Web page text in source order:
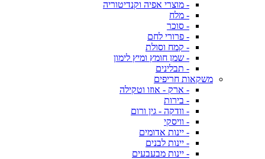
- מוצרי אפיה וקנדיטוריה
- מלח
- סוכר
- פרורי לחם
- קמח וסולת
- שמן חומץ ומיץ לימון
- תבלינים
משקאות חריפים
- ארק - אוזו וטקילה
- בירות
- וודקה - גין ורום
- וויסקי
- יינות אדומים
- יינות לבנים
- יינות מבעבעים